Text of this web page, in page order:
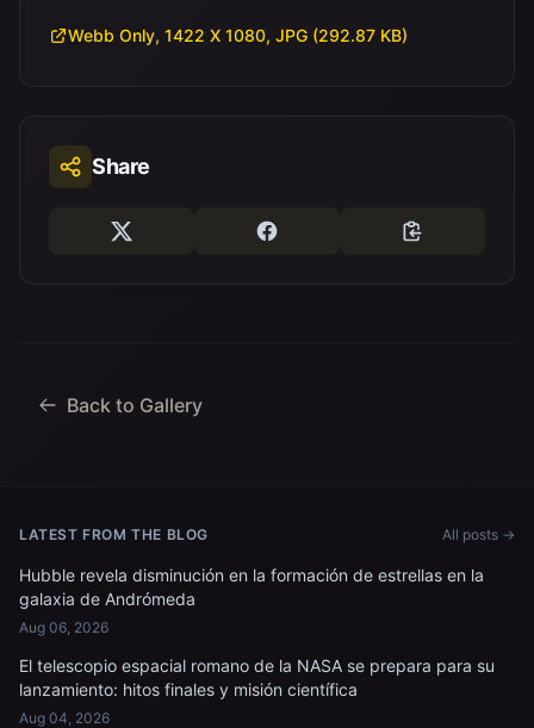
Webb Only, 1422 X 1080, JPG (292.87 KB)
Share
Back to Gallery
LATEST FROM THE BLOG All posts →
Hubble revela disminución en la formación de estrellas en la
galaxia de Andrómeda
Aug 06, 2026
El telescopio espacial romano de la NASA se prepara para su
lanzamiento: hitos finales y misión científica
Aug 04, 2026